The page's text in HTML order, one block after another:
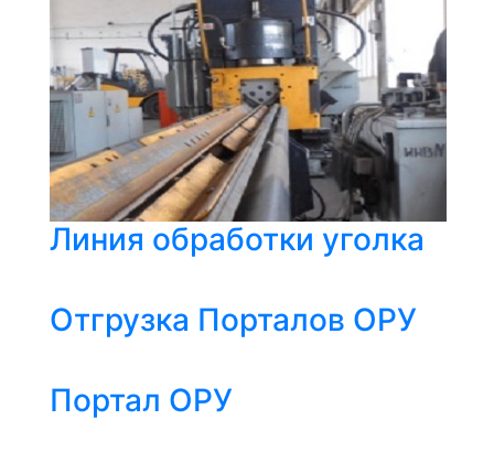
Линия обработки уголка
Отгрузка Порталов ОРУ
Портал ОРУ